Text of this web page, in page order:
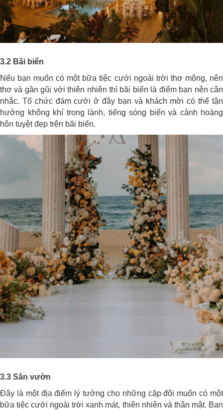
3.2 Bãi biển
Nếu bạn muốn có một bữa tiệc cưới ngoài trời thơ mộng, nên
thơ và gần gũi với thiên nhiên thì bãi biển là điểm bạn nên cân
nhắc. Tổ chức đám cưới ở đây bạn và khách mời có thể tận
hưởng không khí trong lành, tiếng sóng biển và cảnh hoàng
hôn tuyệt đẹp trên bãi biển.
3.3 Sân vườn
Đây là một địa điểm lý tưởng cho những cặp đôi muốn có một
bữa tiệc cưới ngoài trời xanh mát, thiên nhiên và thân mật. Bạn